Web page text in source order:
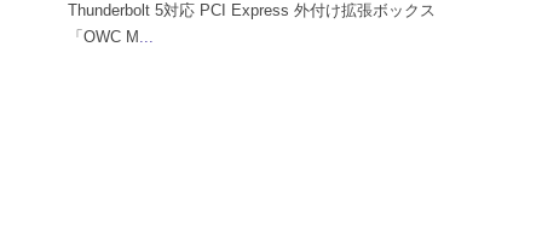
Thunderbolt 5対応 PCI Express 外付け拡張ボックス
「OWC M ...